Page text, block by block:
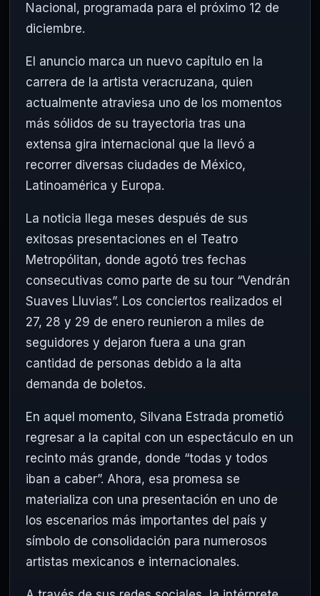
Nacional , programada para el próximo 12 de
diciembre.
El anuncio marca un nuevo capítulo en la
carrera de la artista veracruzana, quien
actualmente atraviesa uno de los momentos
más sólidos de su trayectoria tras una
extensa gira internacional que la llevó a
recorrer diversas ciudades de México,
Latinoamérica y Europa.
La noticia llega meses después de sus
exitosas presentaciones en el Teatro
Metropólitan, donde agotó tres fechas
consecutivas como parte de su tour “Vendrán
Suaves Lluvias”. Los conciertos realizados el
27, 28 y 29 de enero reunieron a miles de
seguidores y dejaron fuera a una gran
cantidad de personas debido a la alta
demanda de boletos.
En aquel momento, Silvana Estrada prometió
regresar a la capital con un espectáculo en un
recinto más grande, donde “todas y todos
iban a caber”. Ahora, esa promesa se
materializa con una presentación en uno de
los escenarios más importantes del país y
símbolo de consolidación para numerosos
artistas mexicanos e internacionales.